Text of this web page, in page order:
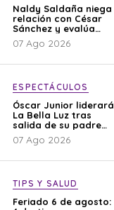
Naldy Saldaña niega
relación con César
Sánchez y evalúa
denunciar a su
esposa: “Es una
07 Ago 2026
ESPECTÁCULOS
Óscar Junior liderará
La Bella Luz tras
salida de su padre
por polémica con
Naldy Saldaña
07 Ago 2026
TIPS Y SALUD
Feriado 6 de agosto: